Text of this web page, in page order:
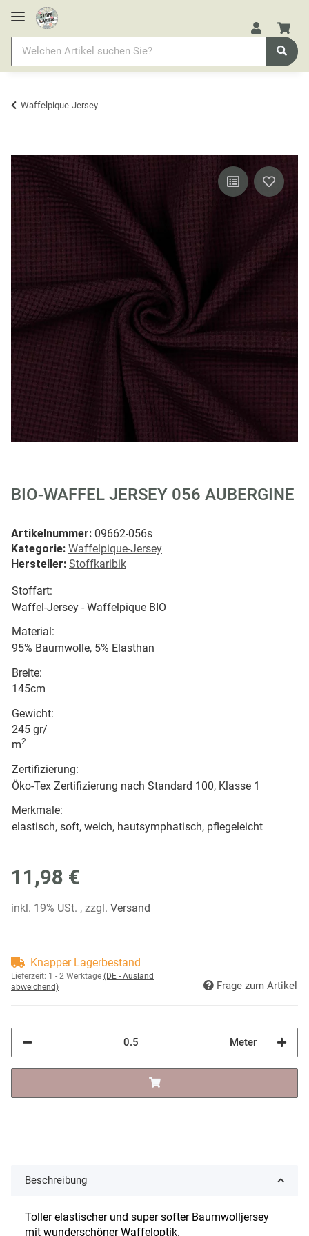
Waffelpique-Jersey
BIO-WAFFEL JERSEY 056 AUBERGINE
Artikelnummer: 09662-056s
Kategorie: Waffelpique-Jersey
Hersteller: Stoffkaribik
Stoffart:
Waffel-Jersey - Waffelpique BIO
Material:
95% Baumwolle, 5% Elasthan
Breite:
145cm
Gewicht:
245 gr/
m2
Zertifizierung:
Öko-Tex Zertifizierung nach Standard 100, Klasse 1
Merkmale:
elastisch, soft, weich, hautsymphatisch, pflegeleicht
11,98 €
inkl. 19% USt. , zzgl. Versand
Knapper Lagerbestand
Lieferzeit: 1 - 2 Werktage (DE - Ausland
abweichend)
Frage zum Artikel
Meter
Beschreibung
Toller elastischer und super softer Baumwolljersey
mit wunderschöner Waffeloptik.